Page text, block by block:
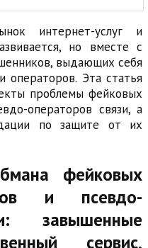
интернет-услуг и
но вместе с
выдающих себя
операторов. Эта статья
проблемы фейковых
операторов связи, а
по защите от их
фейковых
и псевдо-
завышенные
сервис,